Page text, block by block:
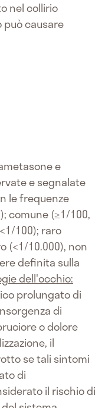
nel collirio
può causare
e
e segnalate
le frequenze
comune (≥1/100,
100); raro
(<1/10.000), non
definita sulla
dell'occhio:
prolungato di
di
o dolore
il
se tali sintomi
di
il rischio di